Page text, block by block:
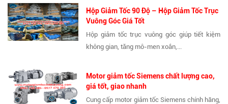
Hộp Giảm Tốc 90 Độ – Hộp Giảm Tốc Trục
Vuông Góc Giá Tốt
Hộp giảm tốc trục vuông góc giúp tiết kiệm
không gian, tăng mô-men xoắn,...
Motor giảm tốc Siemens chất lượng cao,
giá tốt, giao nhanh
Cung cấp motor giảm tốc Siemens chính hãng,